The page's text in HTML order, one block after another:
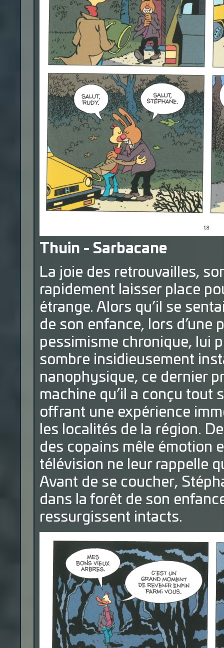
Thuin - Sarbacane
La joie des retrouvailles,
rapidement laisser place
étrange. Alors qu’il se
de son enfance, lors d’une
pessimisme chronique, lui
sombre insidieusement
nanophysique, ce dernier
machine qu’il a conçu tout
offrant une expérience
les localités de la région.
des copains mêle émotion
télévision ne leur rappelle
Avant de se coucher,
dans la forêt de son
ressurgissent intacts.